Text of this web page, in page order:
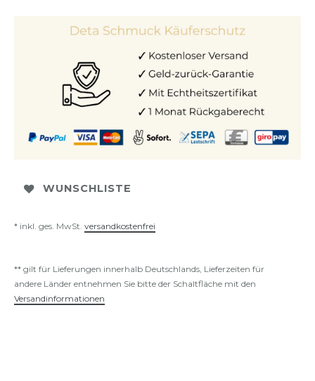
WUNSCHLISTE
* inkl. ges. MwSt. versandkostenfrei
** gilt für Lieferungen innerhalb Deutschlands, Lieferzeiten für
andere Länder entnehmen Sie bitte der Schaltfläche mit den
Versandinformationen